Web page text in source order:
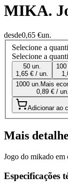
MIKA.
desde0,65 €un.
Selecione a
Selecione a
50 un.
1,65 € / un.
1000 un. Mais
0,89 € / un.
Adicionar ao
Mais
Jogo do mikado em
Especificações